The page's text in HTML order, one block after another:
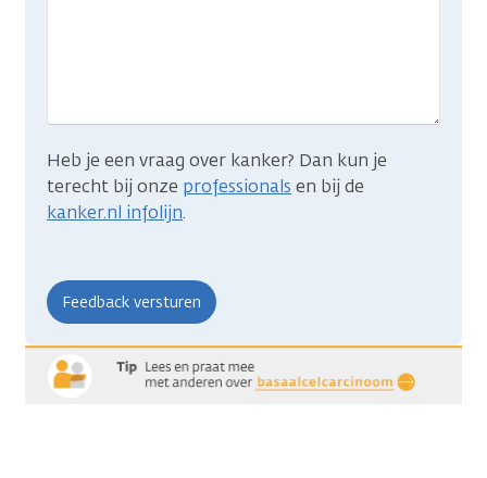
Heb je een vraag over kanker? Dan kun je
terecht bij onze professionals en bij de
kanker.nl infolijn.